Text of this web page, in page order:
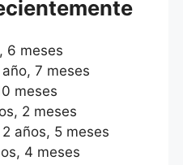
6 meses
año, 7 meses
meses
2 meses
años, 5 meses
4 meses